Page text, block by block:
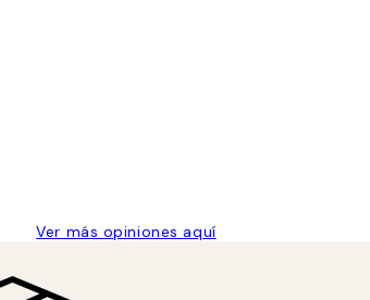
Ver más opiniones aquí